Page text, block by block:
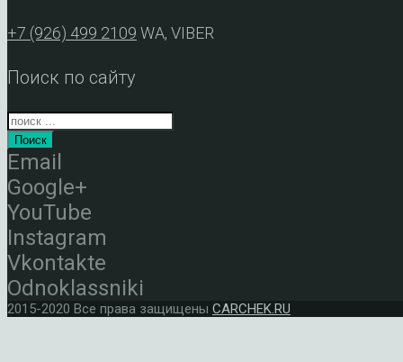
+7 (926) 499 2109 WA, VIBER
Поиск по сайту
Поиск
Email
Google+
YouTube
Instagram
Vkontakte
Odnoklassniki
2015-2020 Все права защищены CARCHEK.RU